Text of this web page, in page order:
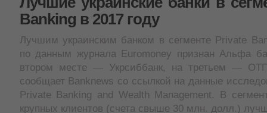
Banking в 2017 году
Лучшим украинским банком в сегменте Private
по данным журнала Euromoney признан Альфа
втором месте — Укрсиббанк, на третьем —
сообщает Banknews со ссылкой на данные
Private Banking and Wealth Management. В
крупных клиентов (счета свыше 30 млн. долл.)